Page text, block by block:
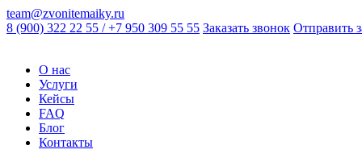
team@zvonitemaiky.ru
8 (900) 322 22 55 / +7 950 309 55 55 Заказать звонок Отправить
О нас
Услуги
Кейсы
FAQ
Блог
Контакты